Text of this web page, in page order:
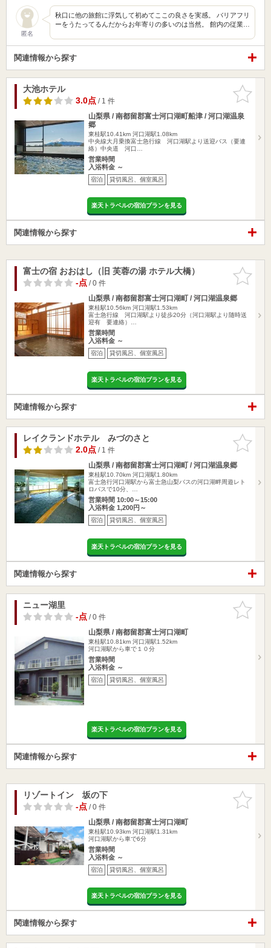
匿名
秋口に他の旅館に浮気して初めてここの良さを実感。 バリアフリ
ーをうたってるんだからお年寄りの多いのは当然。 館内の従業…
関連情報から探す
お気に入
りに追加
大池ホテル
3.0点/ 1 件
山梨県 / 南都留郡富士河口湖町船津 / 河口湖温泉
郷
東桂駅10.41km 河口湖駅1.08km
中央線大月乗換富士急行線 河口湖駅より送迎バス（要連
絡）中央道 河口…
営業時間
入浴料金 ～
宿泊 貸切風呂、個室風呂
楽天トラベルの宿泊プランを見る
関連情報から探す
お気に入
りに追加
富士の宿 おおはし（旧 芙蓉の湯 ホテル大橋）
-点/ 0 件
山梨県 / 南都留郡富士河口湖町 / 河口湖温泉郷
東桂駅10.56km 河口湖駅1.53km
富士急行線 河口湖駅より徒歩20分（河口湖駅より随時送
迎有 要連絡）…
営業時間
入浴料金 ～
宿泊 貸切風呂、個室風呂
楽天トラベルの宿泊プランを見る
関連情報から探す
お気に入
りに追加
レイクランドホテル みづのさと
2.0点/ 1 件
山梨県 / 南都留郡富士河口湖町 / 河口湖温泉郷
東桂駅10.70km 河口湖駅1.80km
富士急行河口湖駅から富士急山梨バスの河口湖畔周遊レト
ロバスで10分、…
営業時間 10:00～15:00
入浴料金 1,200円～
宿泊 貸切風呂、個室風呂
楽天トラベルの宿泊プランを見る
関連情報から探す
お気に入
りに追加
ニュー湖里
-点/ 0 件
山梨県 / 南都留郡富士河口湖町
東桂駅10.81km 河口湖駅1.52km
河口湖駅から車で１０分
営業時間
入浴料金 ～
宿泊 貸切風呂、個室風呂
楽天トラベルの宿泊プランを見る
関連情報から探す
お気に入
りに追加
リゾートイン 坂の下
-点/ 0 件
山梨県 / 南都留郡富士河口湖町
東桂駅10.93km 河口湖駅1.31km
河口湖駅から車で6分
営業時間
入浴料金 ～
宿泊 貸切風呂、個室風呂
楽天トラベルの宿泊プランを見る
関連情報から探す